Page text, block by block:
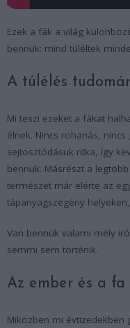
Ezek a fák a világ
bennük: mind túléltek
A túlélés
Mi teszi ezeket a fákat
élnek. Nincs rohanás,
sejtosztódásuk ritka, így
bennük. Másrészt a
természet már elérte az
tápanyagszegény
Van bennük valami mély
semmi sem történik.
Az ember és a fa
Miközben mi